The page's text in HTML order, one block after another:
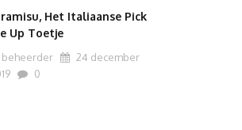
Het Italiaanse Pick
Up Toetje
beheerder
24 december
0